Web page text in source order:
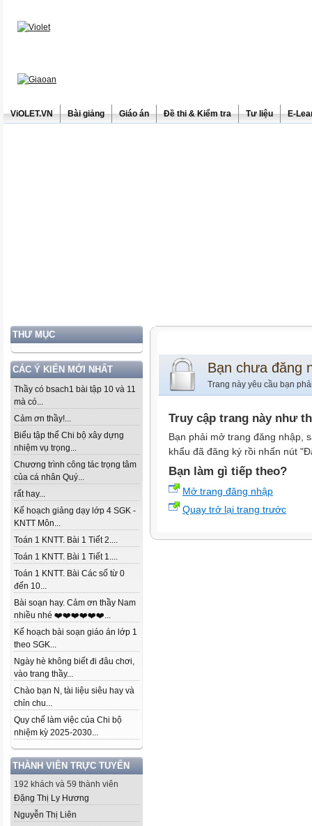
ViOLET.VN Bài giảng Giáo án Đề thi & Kiểm tra Tư liệu E-
THƯ MỤC
CÁC Ý KIẾN MỚI NHẤT
Thầy có bsach1 bài tập 10 và 11
mà có...
Cảm ơn thầy!...
Biểu tập thể Chi bộ xây dựng
nhiệm vụ trọng...
Chương trình công tác trọng tâm
của cá nhân Quý...
rất hay...
Kế hoạch giảng dạy lớp 4 SGK -
KNTT Môn...
Toán 1 KNTT. Bài 1 Tiết 2....
Toán 1 KNTT. Bài 1 Tiết 1....
Toán 1 KNTT. Bài Các số từ 0
đến 10...
Bài soạn hay. Cảm ơn thầy Nam
nhiều nhé ❤️❤️❤️❤️❤️❤️...
Kế hoạch bài soạn giáo án lớp 1
theo SGK...
Ngày hè không biết đi đâu chơi,
vào trang thầy...
Chào bạn N, tài liệu siêu hay và
chỉn chu...
Quy chế làm việc của Chi bộ
nhiệm kỳ 2025-2030...
THÀNH VIÊN TRỰC TUYẾN
192 khách và 59 thành viên
Đặng Thị Ly Hương
Nguyễn Thị Liên
Bạn chưa đăng
Trang này yêu cầu bạn
Truy cập trang này như
Bạn phải mở trang đăng nhập,
khẩu đã đăng ký rồi nhấn nút
Bạn làm gì tiếp theo?
Mở trang đăng nhập
Quay trở lại trang trước